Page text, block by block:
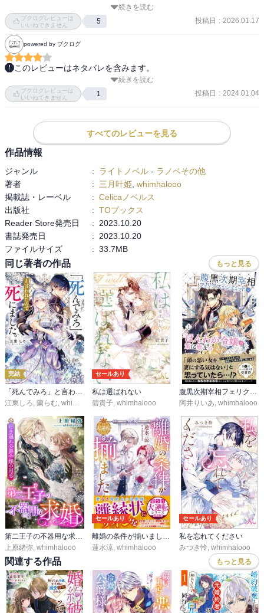
公爵は以前の言動がゴミ過ぎるので、あんなのを軽々許せる主人公
はちょっとねぇ。
続きを読む
ブクログレビューは
いいねできません
5 投稿日 : 2026.01.17
powered by ブクログ
このレビューはネタバレを含みます。
前半、ただのラブコメディかと思いきや（タイトルがアレだし）、
後半のシリアスにちょっとびっくりした。そりゃあ好きになっちゃ
おきます。
続きを読む
ブクログレビューは
いいねできません
1 投稿日 : 2024.01.04
すべてのレビューを見る
作品情報
ジャンル : ライトノベル - ラノベその他
著者
: 三月叶姫 whimhalooo
掲載誌・レーベル
: Celicaノベルス
出版社
: TOブックス
Reader Store発売日
:
2023.10.20
書誌発売日
:
2023.10.20
ファイルサイズ
: 33.7MB
同じ著者の作品 もっと見る
完結
「死んでみろ」と言われたので死にました。
江東しろ, 蘭らむ, whimhalooo
セールあり
私は選ばれない
碧貴子, whimhalooo
腹黒次期宰相フェリクス・シュミットはほんわか令嬢の策に嵌まる
阿井りいあ, whimhalooo
上原緒弥 whimhalooo
セールあり
蓮水涼 whimhalooo
セールあり
私を忘れてください
みつき怜 whimhalooo
関連する作品 もっと見る